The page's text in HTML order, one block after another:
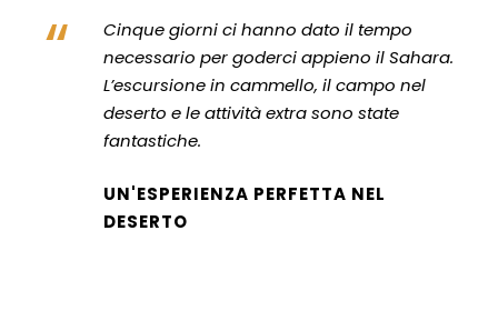
“
Cinque giorni ci hanno dato il tempo
necessario per goderci appieno il Sahara.
L’escursione in cammello, il campo nel
deserto e le attività extra sono state
fantastiche.
UN'ESPERIENZA PERFETTA NEL
DESERTO